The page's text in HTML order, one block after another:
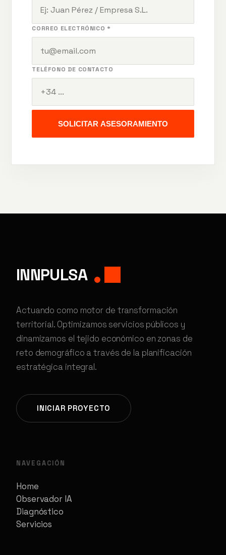
CORREO ELECTRÓNICO *
TELÉFONO DE CONTACTO
SOLICITAR ASESORAMIENTO
INNPULSA
Actuando como motor de transformación
territorial. Optimizamos servicios públicos y
dinamizamos el tejido económico en zonas de
reto demográfico a través de la planificación
estratégica integral.
INICIAR PROYECTO
NAVEGACIÓN
Home
Observador IA
Diagnóstico
Servicios